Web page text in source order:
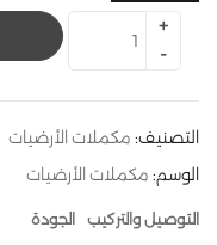
التصنيف: مكملات الأرضيات
الوسم: مكملات الأرضيات
التوصيل والتركيب الجودة